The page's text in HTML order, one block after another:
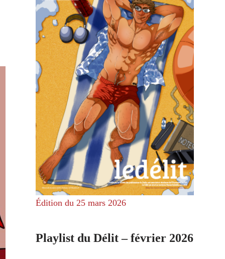
Édition du 25 mars 2026
Playlist du Délit – février 2026